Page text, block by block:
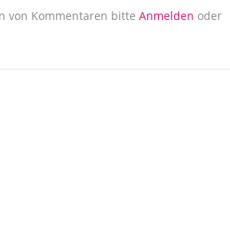
- Eiersuche Teil 8
von Kommentaren bitte Anmelden oder